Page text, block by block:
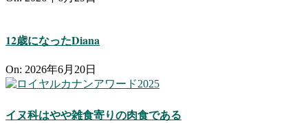
12歳になったDiana
On: 2026年6月20日
イヌ科はやや雑食寄りの肉食である